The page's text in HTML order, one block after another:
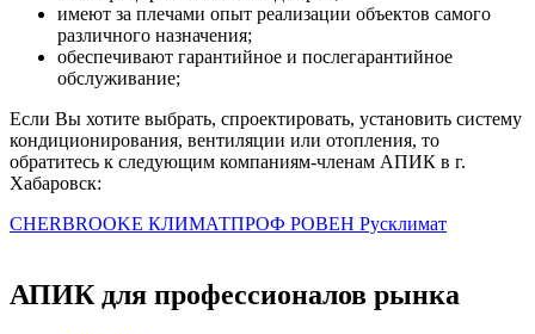
имеют за плечами опыт реализации объектов самого
различного назначения;
обеспечивают гарантийное и послегарантийное
обслуживание;
Если Вы хотите выбрать, спроектировать, установить систему
кондиционирования, вентиляции или отопления, то
обратитесь к следующим компаниям-членам АПИК в г.
Хабаровск:
CHERBROOKE КЛИМАТПРОФ РОВЕН Русклимат
АПИК для профессионалов рынка